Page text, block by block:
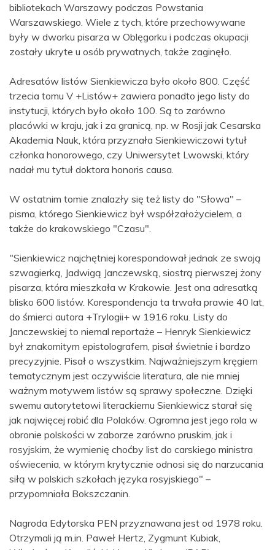
bibliotekach Warszawy podczas Powstania
Warszawskiego. Wiele z tych, które przechowywane
były w dworku pisarza w Oblęgorku i podczas okupacji
zostały ukryte u osób prywatnych, także zaginęło.
Adresatów listów Sienkiewicza było około 800. Część
trzecia tomu V +Listów+ zawiera ponadto jego listy do
instytucji, których było około 100. Są to zarówno
placówki w kraju, jak i za granicą, np. w Rosji jak Cesarska
Akademia Nauk, która przyznała Sienkiewiczowi tytuł
członka honorowego, czy Uniwersytet Lwowski, który
nadał mu tytuł doktora honoris causa.
W ostatnim tomie znalazły się też listy do "Słowa" –
pisma, którego Sienkiewicz był współzałożycielem, a
także do krakowskiego "Czasu".
"Sienkiewicz najchętniej korespondował jednak ze swoją
szwagierką, Jadwigą Janczewską, siostrą pierwszej żony
pisarza, która mieszkała w Krakowie. Jest ona adresatką
blisko 600 listów. Korespondencja ta trwała prawie 40 lat,
do śmierci autora +Trylogii+ w 1916 roku. Listy do
Janczewskiej to niemal reportaże – Henryk Sienkiewicz
był znakomitym epistolografem, pisał świetnie i bardzo
precyzyjnie. Pisał o wszystkim. Najważniejszym kręgiem
tematycznym jest oczywiście literatura, ale nie mniej
ważnym motywem listów są sprawy społeczne. Dzięki
swemu autorytetowi literackiemu Sienkiewicz starał się
jak najwięcej robić dla Polaków. Ogromna jest jego rola w
obronie polskości w zaborze zarówno pruskim, jak i
rosyjskim, że wymienię choćby list do carskiego ministra
oświecenia, w którym krytycznie odnosi się do narzucania
siłą w polskich szkołach języka rosyjskiego" –
przypomniała Bokszczanin.
Nagroda Edytorska PEN przyznawana jest od 1978 roku.
Otrzymali ją m.in. Paweł Hertz, Zygmunt Kubiak,